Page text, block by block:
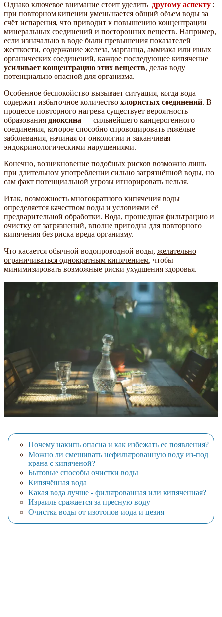
Однако ключевое внимание стоит уделить другому аспекту :
при повторном кипении уменьшается общий объем воды за
счёт испарения, что приводит к повышению концентрации
минеральных соединений и посторонних веществ. Например,
если изначально в воде были превышения показателей
жесткости, содержание железа, марганца, аммиака или иных
органических соединений, каждое последующее кипячение
усиливает концентрацию этих веществ, делая воду
потенциально опасной для организма.
Особенное беспокойство вызывает ситуация, когда вода
содержит избыточное количество хлористых соединений. В
процессе повторного нагрева существует вероятность
образования диоксина — сильнейшего канцерогенного
соединения, которое способно спровоцировать тяжёлые
заболевания, начиная от онкологии и заканчивая
эндокринологическими нарушениями.
Конечно, возникновение подобных рисков возможно лишь
при длительном употреблении сильно загрязнённой воды, но
сам факт потенциальной угрозы игнорировать нельзя.
Итак, возможность многократного кипячения воды
определяется качеством воды и условиями её
предварительной обработки. Вода, прошедшая фильтрацию и
очистку от загрязнений, вполне пригодна для повторного
кипячения без риска вреда организму.
Что касается обычной водопроводной воды, желательно
ограничиваться однократным кипячением, чтобы
минимизировать возможные риски ухудшения здоровья.
Почему накипь опасна и как избежать ее появления?
Можно ли смешивать нефильтрованную воду из-под
крана с кипяченой?
Бытовые способы очистки воды
Кипячённая вода
Какая вода лучше - фильтрованная или кипяченная?
Израиль сражается за пресную воду
Очистка воды от изотопов иода и цезия